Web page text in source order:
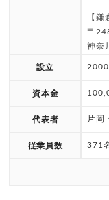
【鎌
〒
神奈
設立
資本金
代表者 片岡
従業員数 371